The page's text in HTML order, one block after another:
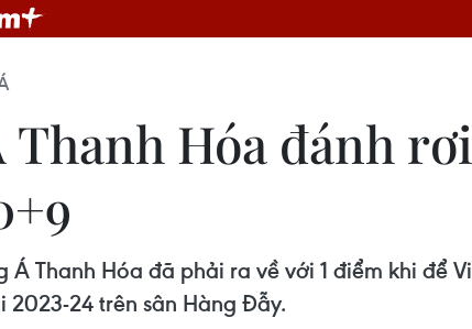
Thanh Hóa đánh
Thanh Hóa đã phải ra về với 1 điểm khi để
2023-24 trên sân Hàng Đẫy.